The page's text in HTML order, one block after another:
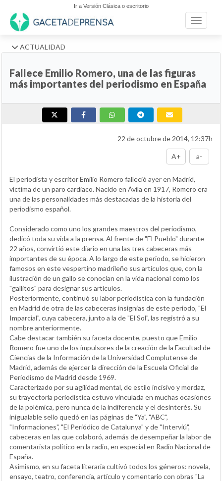
Ir a Versión Clásica o escritorio
Toggle
ACTUALIDAD
Fallece Emilio Romero, una de las figuras
más importantes del periodismo en España
22 de octubre de 2014, 12:37h
A+ a-
El periodista y escritor Emilio Romero falleció ayer en Madrid,
víctima de un paro cardiaco. Nacido en Ávila en 1917, Romero era
una de las personalidades más destacadas de la historia del
periodismo español.
Considerado como uno los grandes maestros del periodismo,
dedicó toda su vida a la prensa. Al frente de "El Pueblo" durante
22 años, convirtió este diario en una las tres cabeceras más
importantes de su época. A lo largo de este periodo, se hicieron
famosos en este vespertino madrileño sus artículos que, con la
ilustración de un gallo se conocían en la vida nacional como los
"gallitos" para designar sus artículos.
Posteriormente, continuó su labor periodística con la fundación
en Madrid de otra de las cabeceras insignias de este periodo, "El
Imparcial", cuya cabecera, junto a la de "El Sol", las registró a su
nombre anteriormente.
Cabe destacar también su faceta docente, puesto que Emilio
Romero fue uno de los impulsores de la creación de la Facultad de
Ciencias de la Información de la Universidad Complutense de
Madrid, además de ejercer la dirección de la Escuela Oficial de
Periodismo de Madrid desde 1969.
Caracterizado por su agilidad mental, de estilo incisivo y mordaz,
su trayectoria periodística estuvo vinculada en muchas ocasiones
de la polémica, pero nunca de la indiferencia y el desinterés. Su
inigualable sello quedó en las páginas de "Ya", "ABC",
"Informaciones", "El Periódico de Catalunya" y de "Interviú",
cabeceras en las que colaboró, además de desempeñar la labor de
comentarista político en la radio, en especial en Radio Nacional de
España.
Asimismo, en su faceta literaria cultivó todos los géneros: novela,
ensayo, teatro, conferencia, artículo y comentario con obras "La